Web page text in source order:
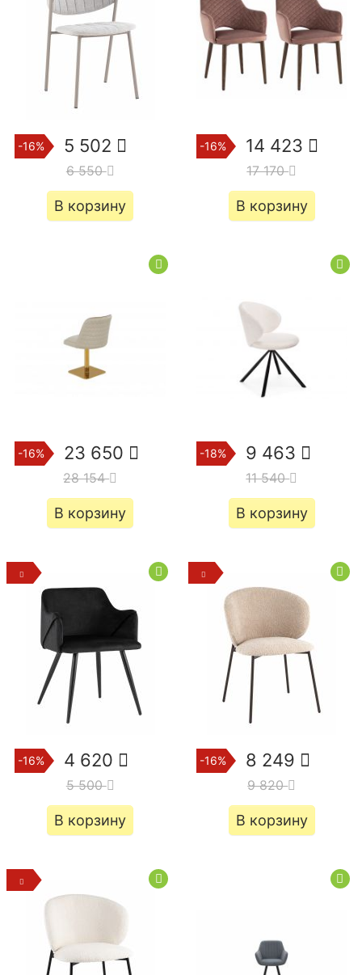
-16% 5 502
6 550
В корзину
-16% 14 423
17 170
В корзину
-16% 23 650
28 154
В корзину
-18% 9 463
11 540
В корзину
-16% 4 620
5 500
В корзину
-16% 8 249
9 820
В корзину